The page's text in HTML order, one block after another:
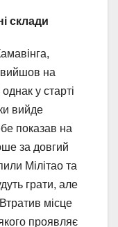
склади
на
у старті
вийде
показав на
за довгий
Мілітао та
грати, але
місце
проявляє